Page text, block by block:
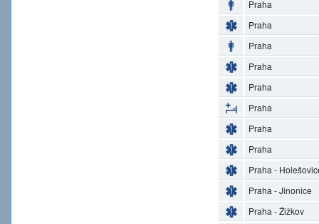
Praha
Praha
Praha
Praha
Praha
Praha
Praha
Praha
Praha -
Praha - Jinonice
Praha - Žižkov